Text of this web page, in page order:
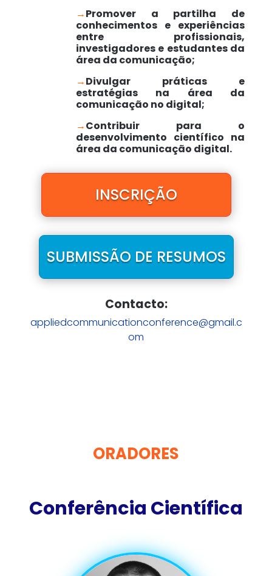
→Promover a partilha de
conhecimentos e experiências
entre profissionais,
investigadores e estudantes da
área da comunicação;
→Divulgar práticas e
estratégias na área da
comunicação no digital;
→Contribuir para o
desenvolvimento científico na
área da comunicação digital.
INSCRIÇÃO
SUBMISSÃO DE RESUMOS
Contacto:
appliedcommunicationconference@gmail.c
om
ORADORES
Conferência Científica